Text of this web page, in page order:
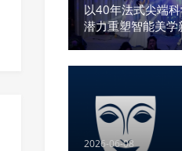
以40年法式尖端
潜力重塑智能美学
2026-06-08